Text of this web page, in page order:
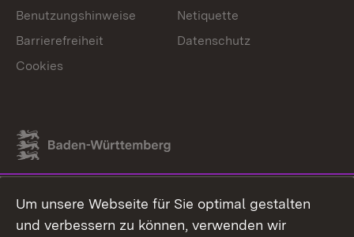
Link zum Landesportal
Benutzungshinweise
Netiquette
Barrierefreiheit
Datenschutz
Cookies
Um unsere Webseite für Sie optimal gestalten
und verbessern zu können, verwenden wir